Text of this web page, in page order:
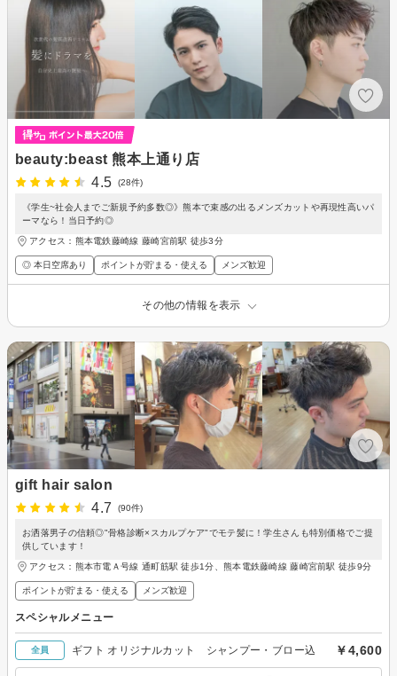
beauty:beast 熊本上通り店
4.5
(28件)
《学生~社会人までご新規予約多数◎》熊本で束感の出るメンズカットや再現性高いパ
ーマなら！当日予約◎
アクセス：熊本電鉄藤崎線 藤崎宮前駅 徒歩3分
◎ 本日空席あり ポイントが貯まる・使える メンズ歓迎
その他の情報を表示
gift hair salon
4.7
(90件)
お洒落男子の信頼◎"骨格診断×スカルプケア"でモテ髪に！学生さんも特別価格でご提
供しています！
アクセス：熊本市電Ａ号線 通町筋駅 徒歩1分、熊本電鉄藤崎線 藤崎宮前駅 徒歩9分
ポイントが貯まる・使える メンズ歓迎
スペシャルメニュー
全員 ギフト オリジナルカット シャンプー・ブロー込 ￥4,600